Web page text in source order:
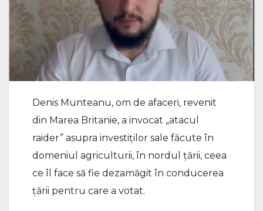
Denis Munteanu, om de afaceri, revenit
din Marea Britanie, a invocat „atacul
raider” asupra investiților sale făcute în
domeniul agriculturii, în nordul țării, ceea
ce îl face să fie dezamăgit în conducerea
țării pentru care a votat.